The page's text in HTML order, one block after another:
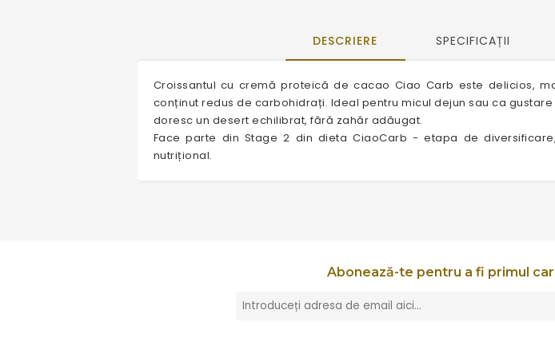
DESCRIERE SPECIFICAȚII
Croissantul cu cremă proteică de cacao Ciao Carb este delicios,
conținut redus de carbohidrați. Ideal pentru micul dejun sau ca
doresc un desert echilibrat, fără zahăr adăugat.
Face parte din Stage 2 din dieta CiaoCarb - etapa de
nutrițional.
Abonează-te pentru a fi primul